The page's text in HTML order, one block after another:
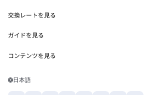
MetaMask Connect
Snaps
Web3サービス
セキュリティ
サポート
キャリア
イーサリアムの価格
Solanaの価格
Tetherの価格
交換レートを見る
ETH→USD
USDT→INR
BTC→INR
ガイドを見る
ETHの購入
コンテンツを見る
Solanaウォレット
日本語